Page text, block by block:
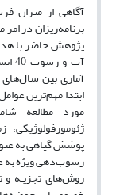
آگاهی از میزان
برنامه‌ریزان در
پژوهش حاضر با
آب
ابتدا مهم‌ترین
پوشش گیاهی به
رسوب‌دهی ویژه به
روش‌های تجزیـه و